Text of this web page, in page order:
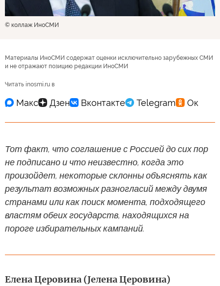
© коллаж ИноСМИ
Материалы ИноСМИ содержат оценки исключительно зарубежных СМИ
и не отражают позицию редакции ИноСМИ
Читать inosmi.ru в
Тот факт, что соглашение с Россией до сих пор
не подписано и что неизвестно, когда это
произойдет, некоторые склонны объяснять как
результат возможных разногласий между двумя
странами или как поиск момента, подходящего
властям обеих государств, находящихся на
пороге избирательных кампаний.
Елена Церовина (Јелена Церовина)